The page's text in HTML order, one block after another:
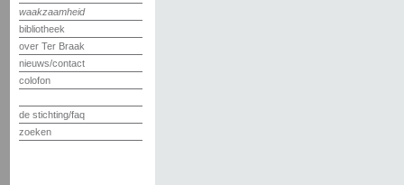
waakzaamheid
bibliotheek
over Ter Braak
nieuws/contact
colofon
de stichting/faq
zoeken